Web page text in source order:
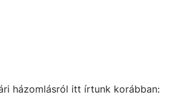
házomlásról itt írtunk korábban: